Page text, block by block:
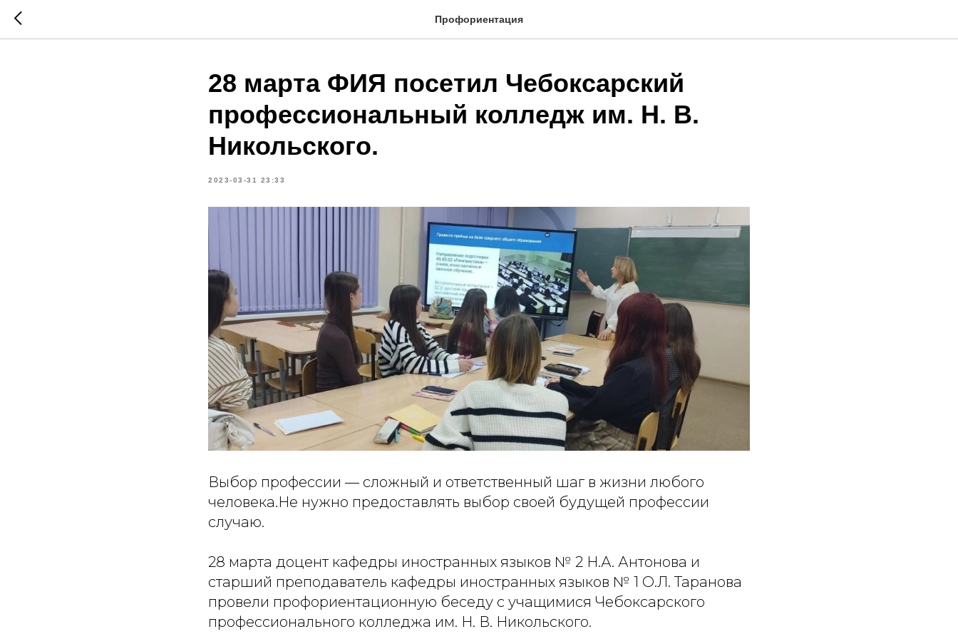
Профориентация
28 марта ФИЯ посетил Чебоксарский
профессиональный колледж им. Н. В.
Никольского.
2023-03-31 23:33
Выбор профессии — сложный и ответственный шаг в жизни любого
человека.Не нужно предоставлять выбор своей будущей профессии
случаю.
28 марта доцент кафедры иностранных языков № 2 Н.А. Антонова и
старший преподаватель кафедры иностранных языков № 1 О.Л. Таранова
провели профориентационную беседу с учащимися Чебоксарского
профессионального колледжа им. Н. В. Никольского.